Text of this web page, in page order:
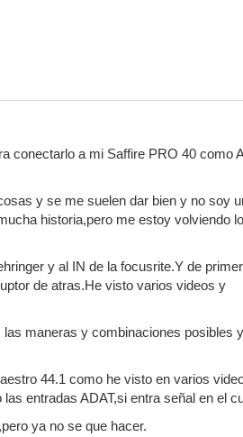
conectarlo a mi Saffire PRO 40 como
y se me suelen dar bien y no soy
historia,pero me estoy volviendo
y al IN de la focusrite.Y de
de atras.He visto varios videos y
las maneras y combinaciones posibles
44.1 como he visto en varios
entradas ADAT,si entra señal en el
ya no se que hacer.